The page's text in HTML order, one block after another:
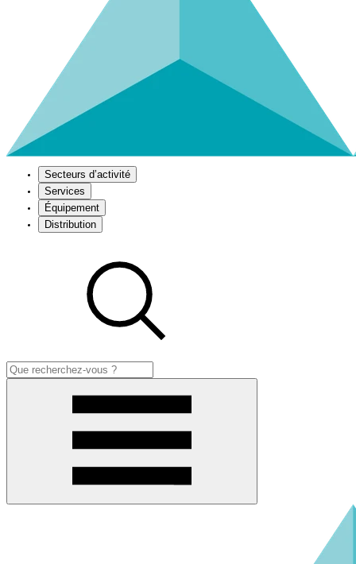
Secteurs d’activité
Services
Équipement
Distribution